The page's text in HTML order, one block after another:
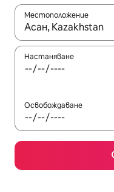
Местоположение
Когато
Настаняване
Освобождаване